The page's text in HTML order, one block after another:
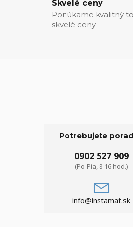
Skvelé ceny
Ponúkame kvalitný
skvelé ceny
Potrebujete
0902 527 909
(Po-Pia, 8-16 hod.)
info@instamat.sk